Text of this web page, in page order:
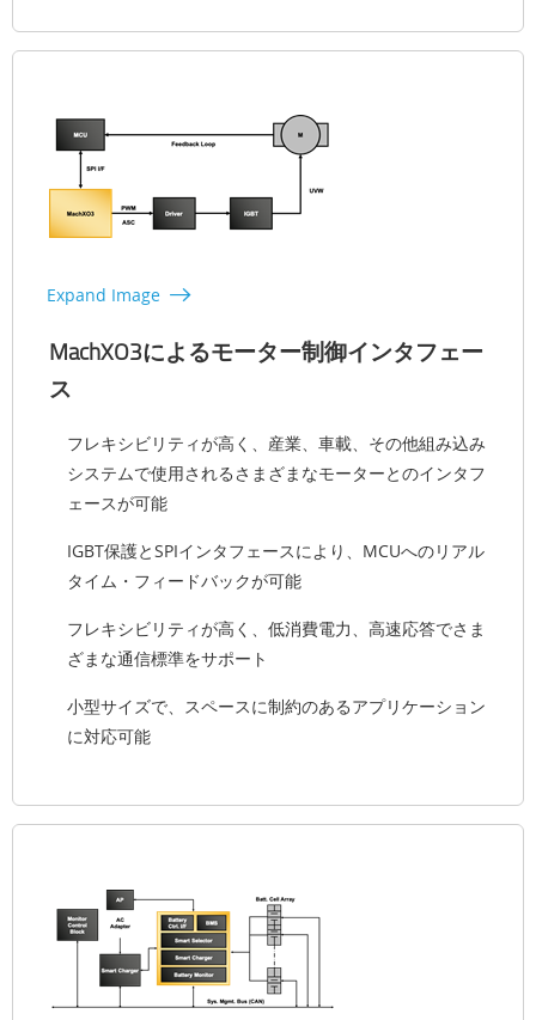
Expand Image
MachXO3によるモーター制御インタフェー
ス
フレキシビリティが高く、産業、車載、その他組み込み
システムで使用されるさまざまなモーターとのインタフ
ェースが可能
IGBT保護とSPIインタフェースにより、MCUへのリアル
タイム・フィードバックが可能
フレキシビリティが高く、低消費電力、高速応答でさま
ざまな通信標準をサポート
小型サイズで、スペースに制約のあるアプリケーション
に対応可能